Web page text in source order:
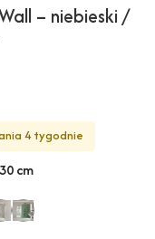
– niebieski /
4 tygodnie
cm